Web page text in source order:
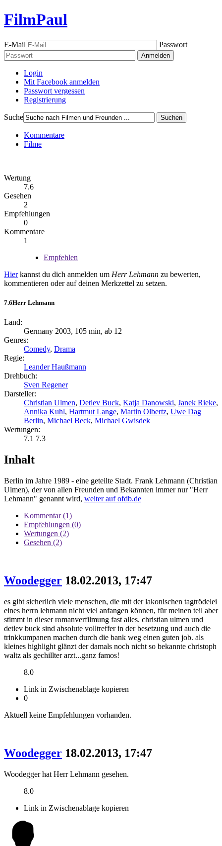
FilmPaul
E-Mail Passwort
Anmelden
Login
Mit Facebook anmelden
Passwort vergessen
Registrierung
Suche Suchen
Kommentare
Filme
Wertung
7.6
Gesehen
2
Empfehlungen
0
Kommentare
1
Empfehlen
Hierkannst du dich anmelden um Herr Lehmann zu bewerten,
kommentieren oder auf deinen Merkzettel zu setzen.
7.6Herr Lehmann
Land:
Germany 2003, 105 min, ab 12
Genres:
Comedy, Drama
Regie:
Leander Haußmann
Drehbuch:
Sven Regener
Darsteller:
Christian Ulmen, Detlev Buck, Katja Danowski, Janek Rieke,
Annika Kuhl, Hartmut Lange, Martin Olbertz, Uwe Dag
Berlin, Michael Beck, Michael Gwisdek
Wertungen:
7.1 7.3
Inhalt
Berlin im Jahre 1989 - eine geteilte Stadt. Frank Lehmann (Christian
Ulmen), der von allen Freunden und Bekannten immer nur "Herr
Lehmann" genannt wird, weiter auf ofdb.de
Kommentar (1)
Empfehlungen (0)
Wertungen (2)
Gesehen (2)
Woodegger 18.02.2013, 17:47
es gibt sicherlich viele menschen, die mit der lakonischen tagtrödelei
eines herrn lehmann nicht viel anfangen können, für meinen teil aber
stimmt in dieser romanverfilmung fast alles. christian ulmen und
detlev buck sind absolute volltreffer in der besetzung und auch die
trinkkumpanen machen durch die bank weg einen guten job. als
kleines highlight glänzt der damals noch nicht so bekannte christoph
waltz als gechillter arzt...ganz famos!
8.0
Link in Zwischenablage kopieren
0
Aktuell keine Empfehlungen vorhanden.
Woodegger 18.02.2013, 17:47
Woodegger hat Herr Lehmann gesehen.
8.0
Link in Zwischenablage kopieren